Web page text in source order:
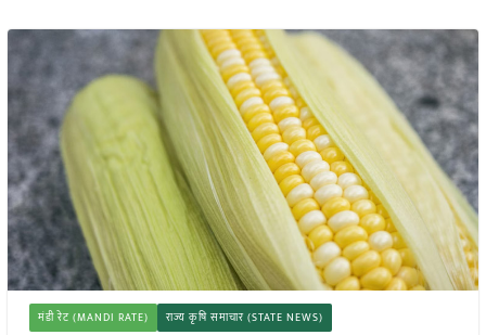
मंडी रेट (MANDI RATE) राज्य कृषि समाचार (STATE NEWS)